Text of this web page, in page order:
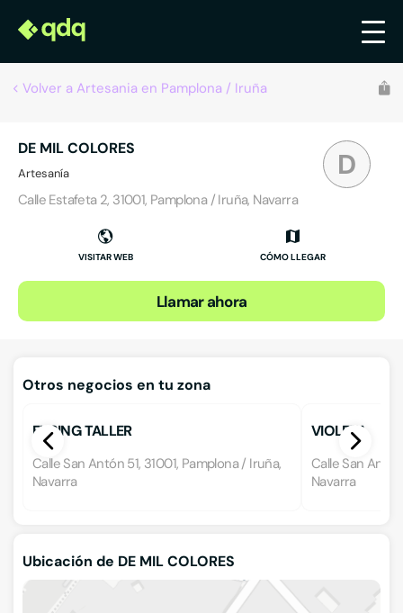
Volver a Artesania en Pamplona / Iruña
D
DE MIL COLORES
Artesanía
Calle Estafeta 2, 31001, Pamplona / Iruña, Navarra
VISITAR WEB CÓMO LLEGAR
Llamar ahora
Otros negocios en tu zona
FUSING TALLER
Calle San Antón 51, 31001, Pamplona / Iruña,
Navarra
VIOLETA
Calle San
Navarra
Ubicación de DE MIL COLORES